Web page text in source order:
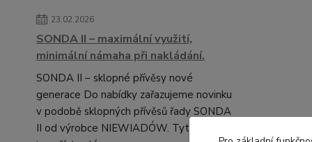
23.02.2026
SONDA II – maximální využití,
minimální námaha při nakládání.
SONDA II – sklopné přívěsy nové
generace Do nabídky zařazujeme novinku
v podobě sklopných přívěsů řady SONDA
II od výrobce NIEWIADÓW. Tyto modely